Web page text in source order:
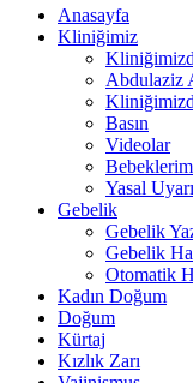
Anasayfa
Kliniğimiz
Abdulaziz
Basın
Videolar
Yasal Uyarı
Gebelik
Gebelik
Gebelik
Otomatik
Kadın Doğum
Doğum
Kürtaj
Kızlık Zarı